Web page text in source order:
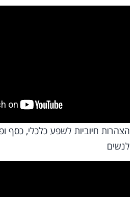
הצהרות חיוביות לשפע כלכלי, כסף
לנשים